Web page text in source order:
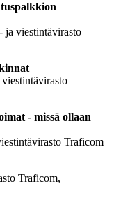
ja viestintävirasto
- missä ollaan
Traficom
Traficom,